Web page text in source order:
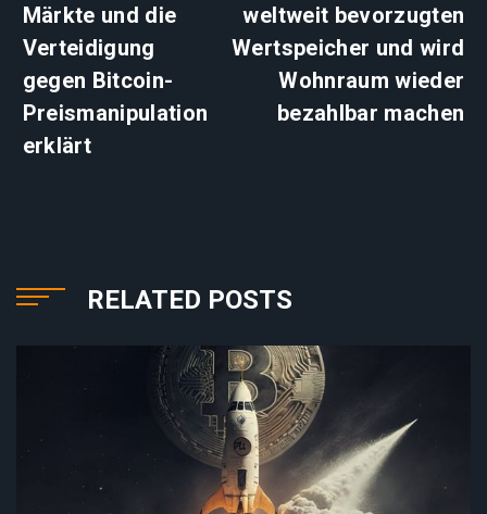
Märkte und die
Verteidigung
gegen Bitcoin-
Preismanipulation
erklärt
weltweit bevorzugten
Wertspeicher und wird
Wohnraum wieder
bezahlbar machen
RELATED POSTS